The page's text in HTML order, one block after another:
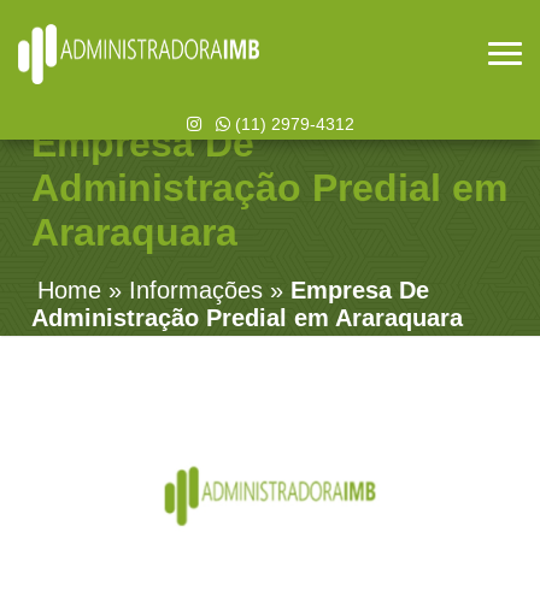
(11) 2979-4312
Empresa De
Administração Predial em
Araraquara
Home » Informações » Empresa De
Administração Predial em Araraquara